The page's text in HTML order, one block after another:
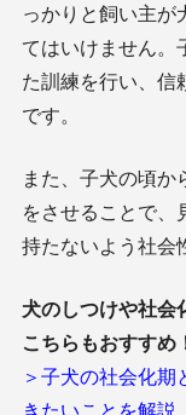
っかりと飼い主が
てはいけません。
た訓練を行い、信
です。
また、子犬の頃か
をさせることで、
持たないよう社会
犬のしつけや社会
こちらもおすすめ
＞子犬の社会化